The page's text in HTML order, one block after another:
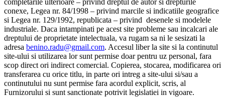
conexe, Legea nr. 84/1998 – privind marcile si indicatiile geografice
si Legea nr. 129/1992, republicata – privind desenele si modelele
industriale. Daca intampinati pe acest site probleme sau incalcari ale
dreptului de proprietate intelectuala, va rugam sa ni le sesizati la
adresa benino.radu@gmail.com. Accesul liber la site si la continutul
site-ului si utilizarea lor sunt permise doar pentru uz personal, fara
scop direct ori indirect comercial. Copierea, stocarea, modificarea ori
transferarea cu orice titlu, in parte ori intreg a site-ului si/sau a
continutului nu sunt permise fara acordul explicit, scris, al
Furnizorului si sunt sanctionate potrivit legislatiei in vigoare.